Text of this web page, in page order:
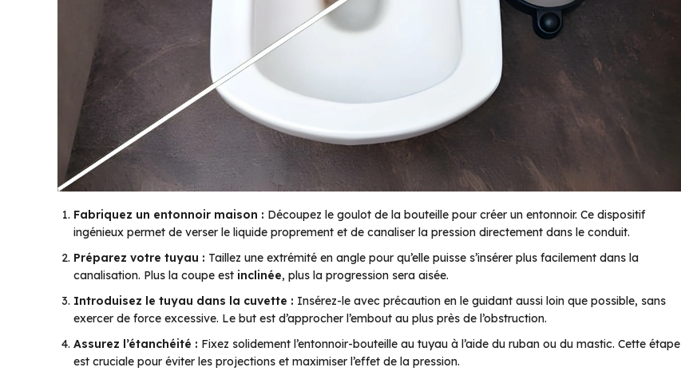
Fabriquez un entonnoir maison : Découpez le goulot de la bouteille pour créer un entonnoir. Ce dispositif
ingénieux permet de verser le liquide proprement et de canaliser la pression directement dans le conduit.
Préparez votre tuyau : Taillez une extrémité en angle pour qu’elle puisse s’insérer plus facilement dans la
canalisation. Plus la coupe est inclinée, plus la progression sera aisée.
Introduisez le tuyau dans la cuvette : Insérez-le avec précaution en le guidant aussi loin que possible, sans
exercer de force excessive. Le but est d’approcher l’embout au plus près de l’obstruction.
Assurez l’étanchéité : Fixez solidement l’entonnoir-bouteille au tuyau à l’aide du ruban ou du mastic. Cette étape
est cruciale pour éviter les projections et maximiser l’effet de la pression.